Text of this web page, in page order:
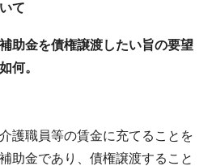
て
助金を債権譲渡したい旨の要望
何。
護職員等の賃金に充てることを
助金であり、債権譲渡すること